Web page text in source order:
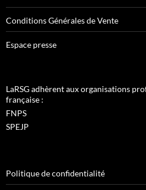
Conditions Générales de Vente
Espace presse
LaRSG adhèrent aux organisations
française :
FNPS
SPEJP
Politique de confidentialité